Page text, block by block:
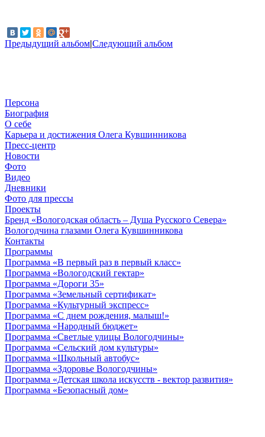
Предыдущий альбом|Следующий альбом
Персона
Биография
О себе
Карьера и достижения Олега Кувшинникова
Пресс-центр
Новости
Фото
Видео
Дневники
Фото для прессы
Проекты
Бренд «Вологодская область – Душа Русского Севера»
Вологодчина глазами Олега Кувшинникова
Контакты
Программы
Программа «В первый раз в первый класс»
Программа «Вологодский гектар»
Программа «Дороги 35»
Программа «Земельный сертификат»
Программа «Культурный экспресс»
Программа «С днем рождения, малыш!»
Программа «Народный бюджет»
Программа «Светлые улицы Вологодчины»
Программа «Сельский дом культуры»
Программа «Школьный автобус»
Программа «Здоровье Вологодчины»
Программа «Детская школа искусств - вектор развития»
Программа «Безопасный дом»